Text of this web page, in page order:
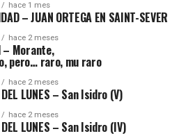
hace 1 mes
– JUAN ORTEGA EN SAINT-SEVER
hace 2 meses
– Morante,
pero… raro, mu raro
hace 2 meses
DEL LUNES – San Isidro (V)
hace 2 meses
DEL LUNES – San Isidro (IV)